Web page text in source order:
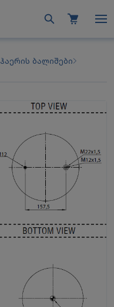
ჰაერის ბალიშები